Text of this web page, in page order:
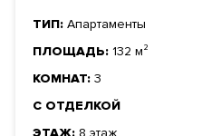
ТИП: Апартаменты
ПЛОЩАДЬ: 132 м²
КОМНАТ: 3
С ОТДЕЛКОЙ